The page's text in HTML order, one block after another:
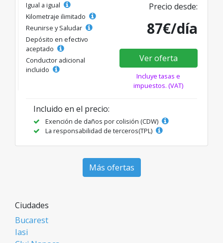
Igual a igual
Kilometraje ilimitado
Reunirse y Saludar
Depósito en efectivo
aceptado
Conductor adicional
incluido
Precio desde:
87€/día
Ver oferta
Incluye tasas e
impuestos. (VAT)
Incluido en el precio:
Exención de daños por colisión (CDW)
La responsabilidad de terceros(TPL)
Más ofertas
Ciudades
Bucarest
Iasi